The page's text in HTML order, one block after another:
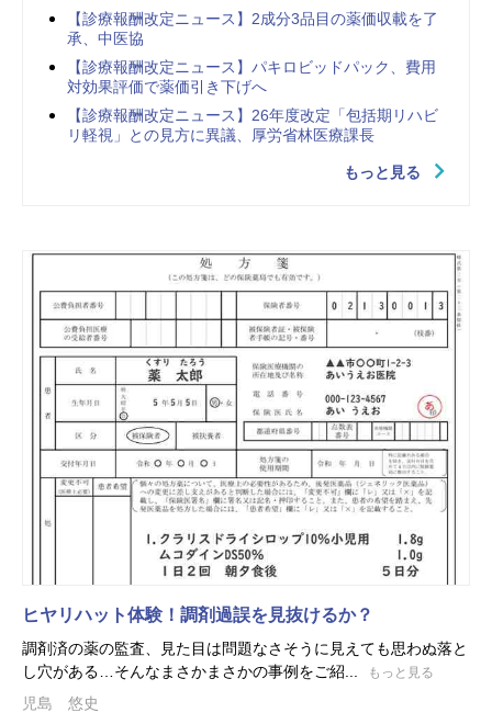
【診療報酬改定ニュース】2成分3品目の薬価収載を了
承、中医協
【診療報酬改定ニュース】パキロビッドパック、費用
対効果評価で薬価引き下げへ
【診療報酬改定ニュース】26年度改定「包括期リハビ
リ軽視」との見方に異議、厚労省林医療課長
もっと見る
ヒヤリハット体験！調剤過誤を見抜けるか？
調剤済の薬の監査、見た目は問題なさそうに見えても思わぬ落と
し穴がある…そんなまさかまさかの事例をご紹...
もっと見る
児島 悠史